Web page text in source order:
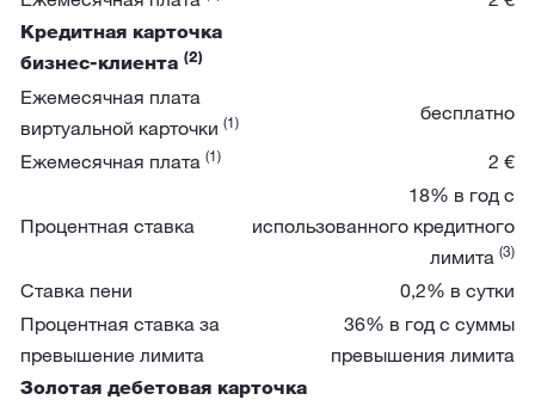
Кредитная карточка
бизнес-клиента (2)
Ежемесячная плата
виртуальной карточки (1) бесплатно
Ежемесячная плата (1) 2 €
Процентная ставка
18% в год с
использованного кредитного
лимита (3)
Ставка пени
0,2% в сутки
Процентная ставка за
превышение лимита
36% в год с суммы
превышения лимита
Золотая дебетовая карточка